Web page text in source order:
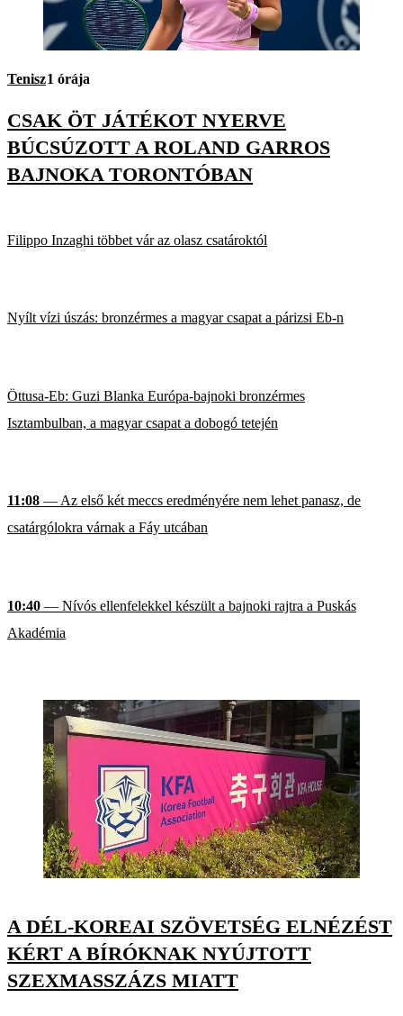
Tenisz1 órája
CSAK ÖT JÁTÉKOT NYERVE
BÚCSÚZOTT A ROLAND GARROS
BAJNOKA TORONTÓBAN
Filippo Inzaghi többet vár az olasz csatároktól
Nyílt vízi úszás: bronzérmes a magyar csapat a párizsi Eb-n
Öttusa-Eb: Guzi Blanka Európa-bajnoki bronzérmes
Isztambulban, a magyar csapat a dobogó tetején
11:08 — Az első két meccs eredményére nem lehet panasz, de
csatárgólokra várnak a Fáy utcában
10:40 — Nívós ellenfelekkel készült a bajnoki rajtra a Puskás
Akadémia
A DÉL-KOREAI SZÖVETSÉG ELNÉZÉST
KÉRT A BÍRÓKNAK NYÚJTOTT
SZEXMASSZÁZS MIATT